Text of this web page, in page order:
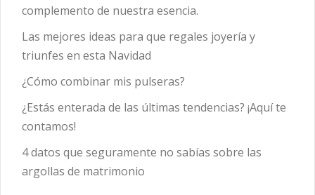
complemento de nuestra esencia.
Las mejores ideas para que regales joyería y
triunfes en esta Navidad
¿Cómo combinar mis pulseras?
¿Estás enterada de las últimas tendencias? ¡Aquí te
contamos!
4 datos que seguramente no sabías sobre las
argollas de matrimonio